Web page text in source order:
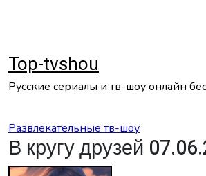
Top-tvshou
Русские сериалы и тв-шоу онлайн
Развлекательные тв-шоу
В кругу друзей